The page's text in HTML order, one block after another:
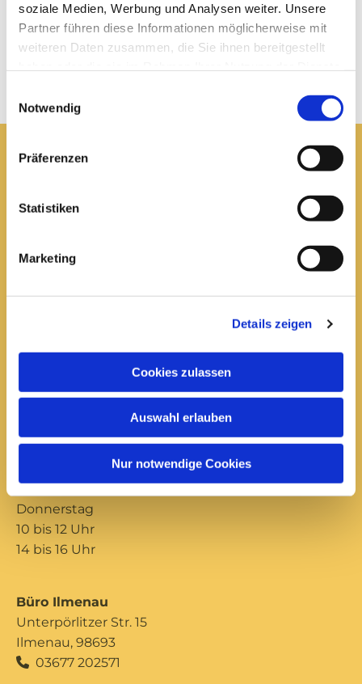
soziale Medien, Werbung und Analysen weiter. Unsere
Partner führen diese Informationen möglicherweise mit
weiteren Daten zusammen, die Sie ihnen bereitgestellt
Notwendig
Präferenzen
Statistiken
Marketing
Details zeigen
Cookies zulassen
Auswahl erlauben
Nur notwendige Cookies
Büro Arnstadt
03628 602285
10 bis 12 Uhr
Donnerstag
10 bis 12 Uhr
14 bis 16 Uhr
Büro Ilmenau
Unterpörlitzer Str. 15
Ilmenau, 98693
 03677 202571